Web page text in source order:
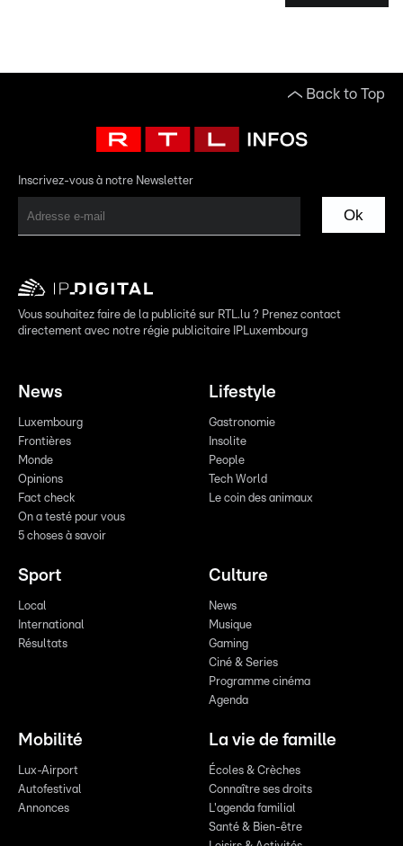
Back to Top
Inscrivez-vous à notre Newsletter
Ok
Vous souhaitez faire de la publicité sur RTL.lu ? Prenez contact
directement avec notre régie publicitaire IPLuxembourg
News
Luxembourg
Frontières
Monde
Opinions
Fact check
On a testé pour vous
5 choses à savoir
Lifestyle
Gastronomie
Insolite
People
Tech World
Le coin des animaux
Sport
Local
International
Résultats
Culture
News
Musique
Gaming
Ciné & Series
Programme cinéma
Agenda
Mobilité
Lux-Airport
Autofestival
Annonces
La vie de famille
Écoles & Crèches
Connaître ses droits
L'agenda familial
Santé & Bien-être